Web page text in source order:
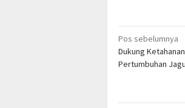
Navigasi
pos
Pos sebelumnya
Dukung
Pertumbuhan